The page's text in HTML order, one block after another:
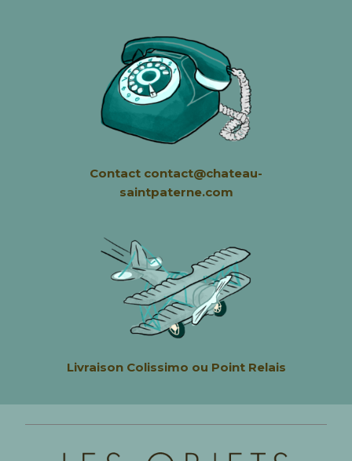
Contact contact@chateau-
saintpaterne.com
Livraison Colissimo ou Point Relais